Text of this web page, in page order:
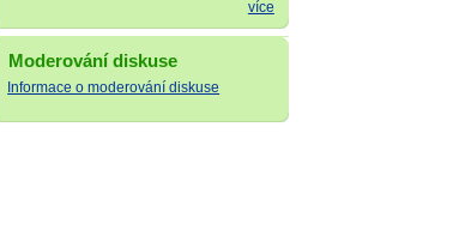
více
Moderování diskuse
Informace o moderování diskuse